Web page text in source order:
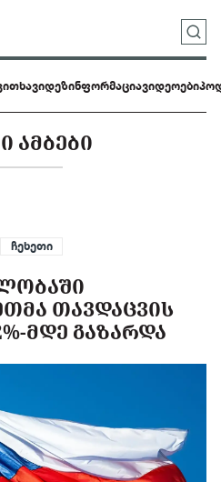
დეზინფორმაციავიდეოები
ᲐᲛᲑᲔᲑᲘ
ჩეხეთი
ᲗᲐᲕᲓᲐᲪᲕᲘᲡ
ᲛᲓᲔ ᲒᲐᲖᲐᲠᲓᲐ